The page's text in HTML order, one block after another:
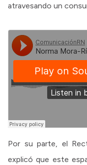
atravesando un
Por su parte, el
explicó que este